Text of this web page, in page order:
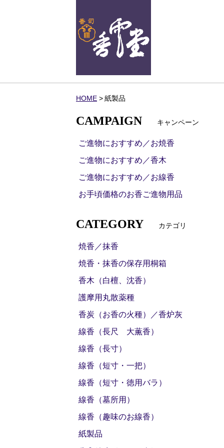
HOME 紙製品
CAMPAIGN キャンペーン
ご進物におすすめ／お焼香
ご進物におすすめ／香木
ご進物におすすめ／お線香
お手頃価格のお香ご進物用品
CATEGORY カテゴリ
焼香／抹香
焼香・抹香の保存用桐箱
香木（白檀、沈香）
護摩用丸散薬種
香炭（お香の火種）／香炉灰
線香（長尺 大薫香）
線香（長寸）
線香（短寸・一把）
線香（短寸・徳用バラ）
線香（墓所用）
線香（趣味のお線香）
紙製品